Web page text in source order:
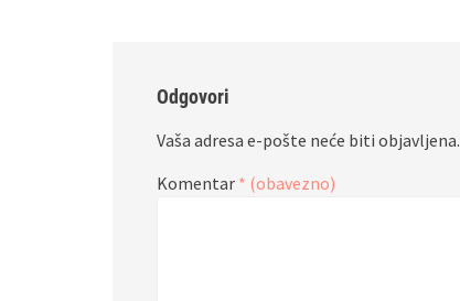
Odgovori
Vaša adresa e-pošte neće biti objavljena.
Komentar * (obavezno)